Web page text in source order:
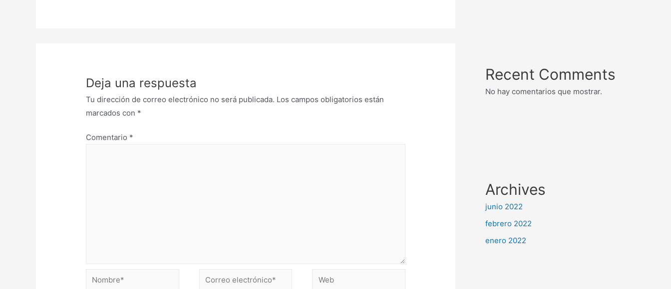
Deja una respuesta
Tu dirección de correo electrónico no será publicada. Los campos obligatorios están
marcados con *
Comentario *
Recent Comments
No hay comentarios que mostrar.
Archives
junio 2022
febrero 2022
enero 2022